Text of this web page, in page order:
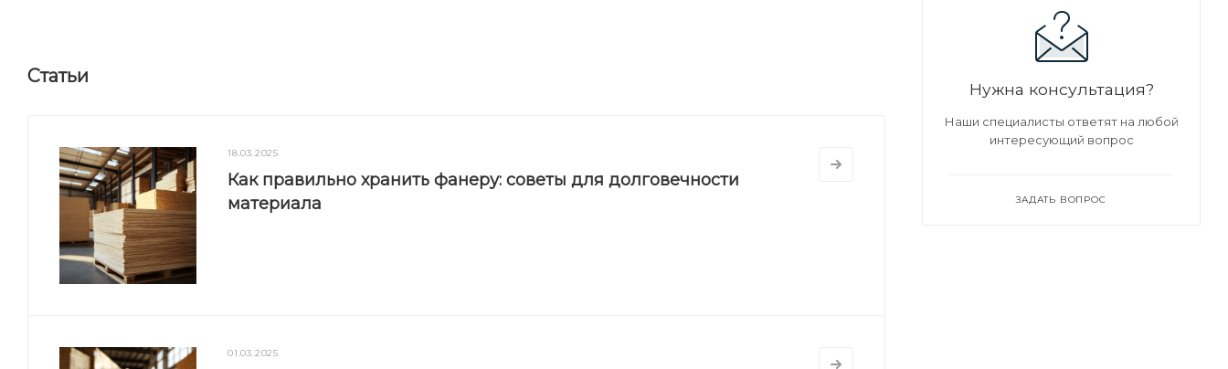
Статьи
18.03.2025
Как правильно хранить фанеру: советы для долговечности
материала
01.03.2025
Нужна консультация?
Наши специалисты ответят на любой
интересующий вопрос
ЗАДАТЬ ВОПРОС